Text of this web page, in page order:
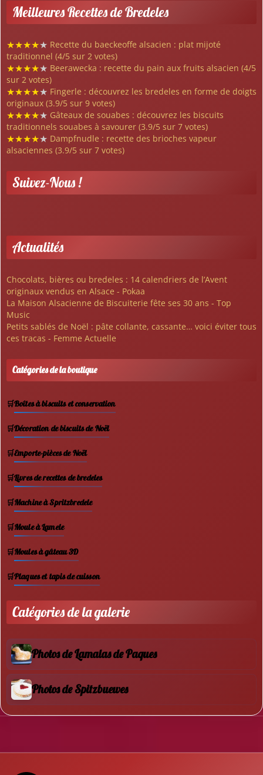
Meilleures Recettes de Bredeles
★★★★★ Recette du baeckeoffe alsacien : plat mijoté
traditionnel (4/5 sur 2 votes)
★★★★★ Beerawecka : recette du pain aux fruits alsacien (4/5
sur 2 votes)
★★★★★ Fingerle : découvrez les bredeles en forme de doigts
originaux (3.9/5 sur 9 votes)
★★★★★ Gâteaux de souabes : découvrez les biscuits
traditionnels souabes à savourer (3.9/5 sur 7 votes)
★★★★★ Dampfnudle : recette des brioches vapeur
alsaciennes (3.9/5 sur 7 votes)
Suivez-Nous !
Actualités
Chocolats, bières ou bredeles : 14 calendriers de l’Avent
originaux vendus en Alsace - Pokaa
La Maison Alsacienne de Biscuiterie fête ses 30 ans - Top
Music
Petits sablés de Noël : pâte collante, cassante… voici éviter tous
ces tracas - Femme Actuelle
Catégories de la boutique
Boîtes à biscuits et conservation
Décoration de biscuits de Noël
Emporte-pièces de Noël
Livres de recettes de bredeles
Machine à Spritzbredele
Moule à Lamele
Moules à gâteau 3D
Plaques et tapis de cuisson
Catégories de la galerie
Photos de Lamalas de Paques
Photos de Spitzbuewes